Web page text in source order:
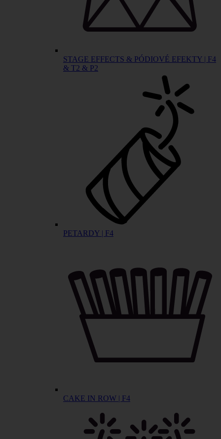
STAGE EFFECTS & PÓDIOVÉ EFEKTY | F4
& T2 & P2
PETARDY | F4
CAKE IN ROW | F4